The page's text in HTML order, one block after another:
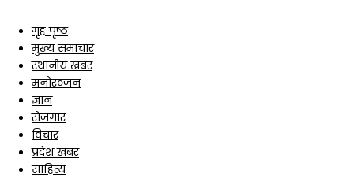
गृह पृष्ठ
मुख्य समाचार
स्थानीय खबर
मनोरञ्जन
ज्ञान
रोजगार
विचार
प्रदेश खबर
साहित्य